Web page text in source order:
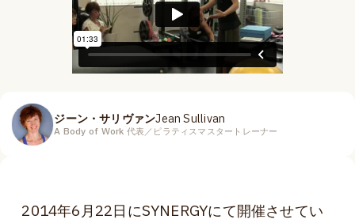
ジーン・サリヴァンJean Sullivan
A Body of Work 代表／ピラティスマスタートレーナー
2014年6月22日にSYNERGYにて開催させてい